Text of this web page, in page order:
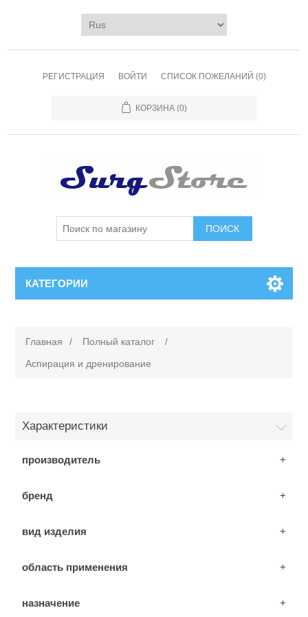
РЕГИСТРАЦИЯ ВОЙТИ СПИСОК ПОЖЕЛАНИЙ (0)
КОРЗИНА (0)
ПОИСК
КАТЕГОРИИ
Главная / Полный каталог
/
Аспирация и дренирование
Характеристики
производитель
бренд
вид изделия
область применения
назначение